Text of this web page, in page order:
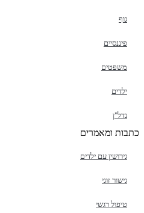
גוף
פיננסיים
משפטים
ילדים
נדל"ן
כתבות ומאמרים
גירושין עם ילדים
גישור זוגי
טיפול רגשי